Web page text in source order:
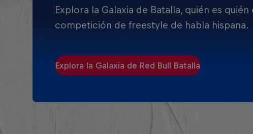
Explora la Galaxia de Batalla, quién es
competición de freestyle de habla hispana.
Explora la Galaxia de Red Bull Batalla